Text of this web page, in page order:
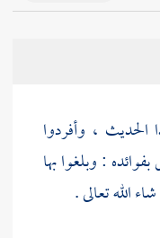
، وأفردوا
: وبلغوا بها
الله تعالى .